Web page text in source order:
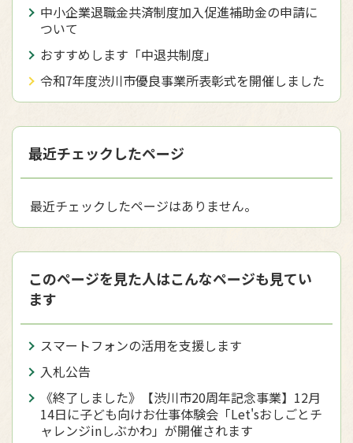
中小企業退職金共済制度加入促進補助金の申請に
ついて
おすすめします「中退共制度」
令和7年度渋川市優良事業所表彰式を開催しました
最近チェックしたページ
最近チェックしたページはありません。
このページを見た人はこんなページも見てい
ます
スマートフォンの活用を支援します
入札公告
《終了しました》【渋川市20周年記念事業】12月
14日に子ども向けお仕事体験会「Let'sおしごとチ
ャレンジinしぶかわ」が開催されます